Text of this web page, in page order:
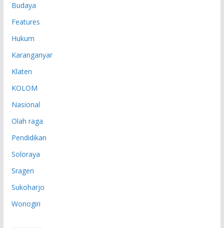
Budaya
Features
Hukum
Karanganyar
Klaten
KOLOM
Nasional
Olah raga
Pendidikan
Soloraya
Sragen
Sukoharjo
Wonogiri